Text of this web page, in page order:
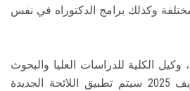
وكذلك برامج الدكتوراه في نفس
الكلية للدراسات العليا والبحوث
أنه اعتبارًا من قبول خريف 2025 سيتم تطبيق اللائحة الجديدة